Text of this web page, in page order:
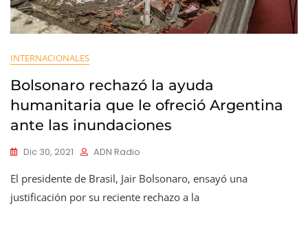
INTERNACIONALES
Bolsonaro rechazó la ayuda
humanitaria que le ofreció Argentina
ante las inundaciones
Dic 30, 2021 ADN Radio
El presidente de Brasil, Jair Bolsonaro, ensayó una
justificación por su reciente rechazo a la